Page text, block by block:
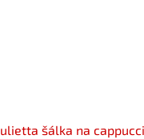
šálka na